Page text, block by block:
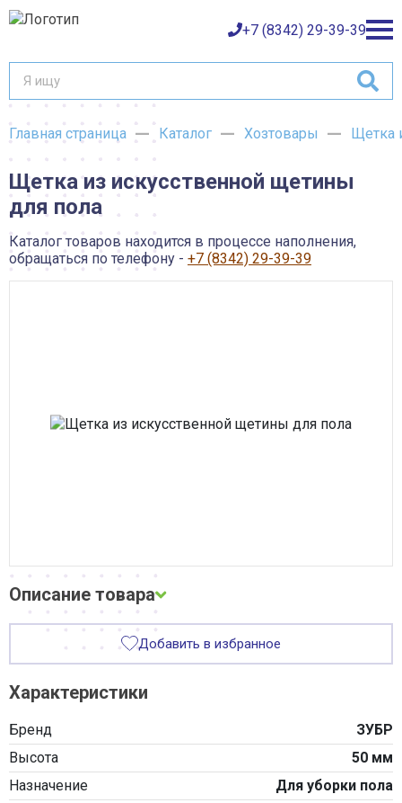
+7 (8342) 29-39-39
Каталог товаров
Баки и емкости АНИОН
Газовое оборудование
Детали трубопроводов и уплотнения
Запорная и регулирующая арматура
Инструмент
Контрольно-измерительные приборы и арматура
Сварочное оборудование
Электротехнические товары
О компании
Оплата
Доставка
Главная страница Каталог Хозтовары Щетка
Щетка из искусственной щетины
для пола
Каталог товаров находится в процессе наполнения,
обращаться по телефону - +7 (8342) 29-39-39
Описание товара
Описание и фото товара, технические характеристики, габариты,
внешний вид и цвет, страна производства, а также сертификаты
и паспорта носят справочный характер и основываются на последних
за собой право изменить параметры без предварительного
уведомления продавца. Предложение не является публичной
Добавить в избранное
Характеристики
Бренд
ЗУБР
Высота
50 мм
Назначение
Для уборки пола